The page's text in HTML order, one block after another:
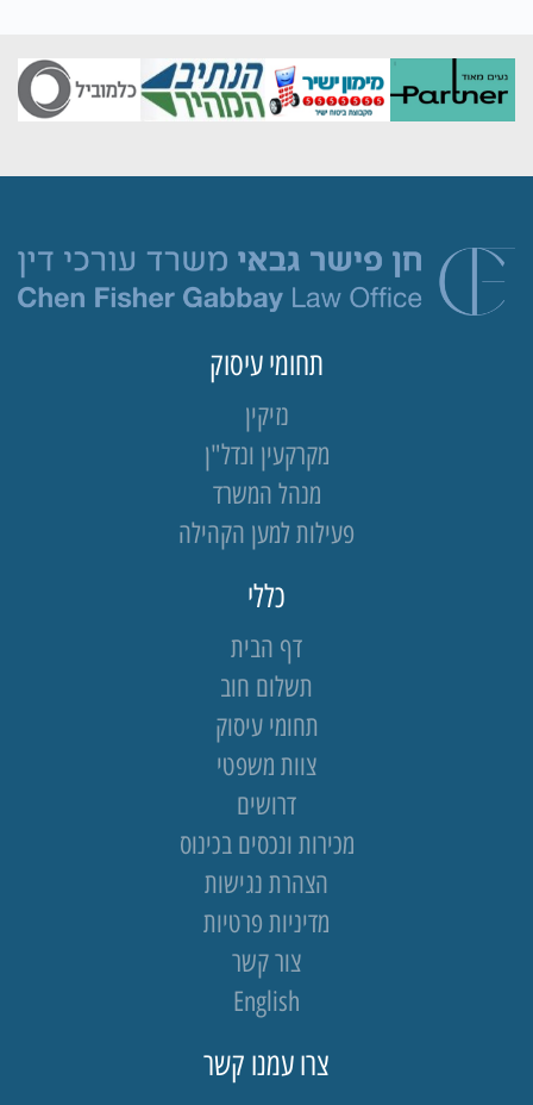
תחומי עיסוק
נזיקין
מקרקעין ונדל"ן
מנהל המשרד
פעילות למען הקהילה
כללי
דף הבית
תשלום חוב
תחומי עיסוק
צוות משפטי
דרושים
מכירות ונכסים בכינוס
הצהרת נגישות
מדיניות פרטיות
צור קשר
English
צרו עמנו קשר